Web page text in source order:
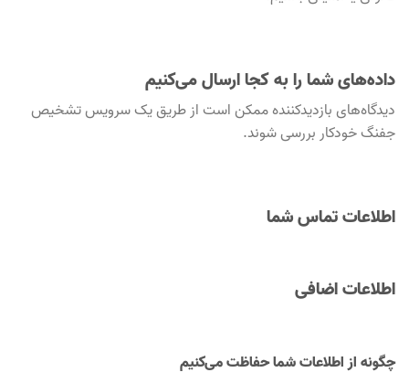
داده‌های شما را به کجا ارسال می‌کنیم
دیدگاه‌های بازدیدکننده ممکن است از طریق یک سرویس تشخیص
جفنگ خودکار بررسی شوند.
اطلاعات تماس شما
اطلاعات اضافی
چگونه از اطلاعات شما حفاظت می‌کنیم